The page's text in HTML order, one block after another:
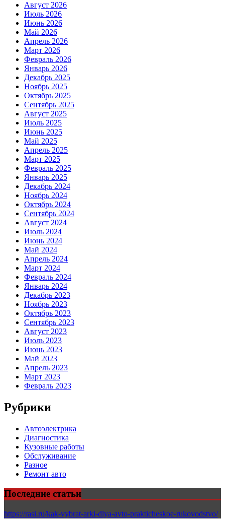
Август 2026
Июль 2026
Июнь 2026
Май 2026
Апрель 2026
Март 2026
Февраль 2026
Январь 2026
Декабрь 2025
Ноябрь 2025
Октябрь 2025
Сентябрь 2025
Август 2025
Июль 2025
Июнь 2025
Май 2025
Апрель 2025
Март 2025
Февраль 2025
Январь 2025
Декабрь 2024
Ноябрь 2024
Октябрь 2024
Сентябрь 2024
Август 2024
Июль 2024
Июнь 2024
Май 2024
Апрель 2024
Март 2024
Февраль 2024
Январь 2024
Декабрь 2023
Ноябрь 2023
Октябрь 2023
Сентябрь 2023
Август 2023
Июль 2023
Июнь 2023
Май 2023
Апрель 2023
Март 2023
Февраль 2023
Рубрики
Автоэлектрика
Диагностика
Кузовные работы
Обслуживание
Разное
Ремонт авто
Последние статьи
https://rasi.ru/kak-vybrat-arki-dlya-avto-prakticheskoe-rukovodstvo/